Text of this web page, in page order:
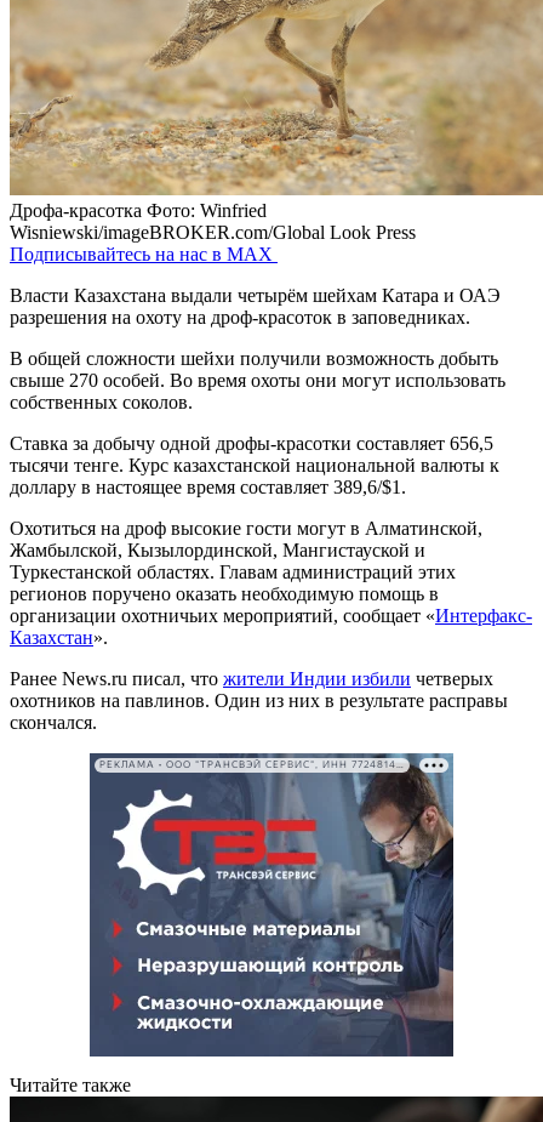
Дрофа-красотка Фото: Winfried
Wisniewski/imageBROKER.com/Global Look Press
Подписывайтесь на нас в MAX
Власти Казахстана выдали четырём шейхам Катара и ОАЭ
разрешения на охоту на дроф-красоток в заповедниках.
В общей сложности шейхи получили возможность добыть
свыше 270 особей. Во время охоты они могут использовать
собственных соколов.
Ставка за добычу одной дрофы-красотки составляет 656,5
тысячи тенге. Курс казахстанской национальной валюты к
доллару в настоящее время составляет 389,6/$1.
Охотиться на дроф высокие гости могут в Алматинской,
Жамбылской, Кызылординской, Мангистауской и
Туркестанской областях. Главам администраций этих
регионов поручено оказать необходимую помощь в
организации охотничьих мероприятий, сообщает «Интерфакс-
Казахстан».
Ранее News.ru писал, что жители Индии избили четверых
охотников на павлинов. Один из них в результате расправы
скончался.
РЕКЛАМА • ООО "ТРАНСВЭЙ СЕРВИС", ИНН 7724814198
Читайте также